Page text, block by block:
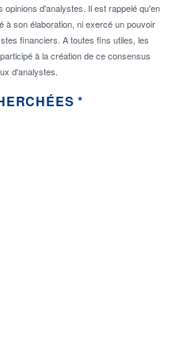
d'analystes. Il est rappelé qu'en
à son élaboration, ni exercé un pouvoir
financiers. A toutes fins utiles, les
à la création de ce consensus
d'analystes.
*